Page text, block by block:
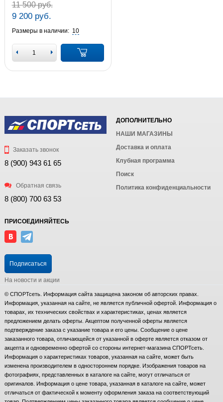
11 500 руб.
9 200 руб.
Размеры в наличии: 10
Заказать звонок
8 (900) 943 61 65
Обратная связь
8 (800) 700 63 53
ДОПОЛНИТЕЛЬНО
НАШИ МАГАЗИНЫ
Доставка и оплата
Клубная программа
Поиск
Политика конфиденциальности
ПРИСОЕДИНЯЙТЕСЬ
Подписаться
На новости и акции
© СПОРТсеть. Информация сайта защищена законом об авторских правах.
Информация, указанная на сайте, не является публичной офертой. Информация о
товарах, их технических свойствах и характеристиках, ценах является
предложением делать оферты. Акцептом полученной оферты является
подтверждение заказа с указание товара и его цены. Сообщение о цене
заказанного товара, отличающейся от указанной в оферте является отказом от
акцепта и одновременно офертой со стороны интернет-магазина СПОРТсеть.
Информация о характеристиках товаров, указанная на сайте, может быть
изменена производителем в одностороннем порядке. Изображения товаров на
фотографиях, представленных в каталоге на сайте, могут отличаться от
оригиналов. Информация о цене товара, указанная в каталоге на сайте, может
отличаться от фактической к моменту оформления заказа на соответствующий